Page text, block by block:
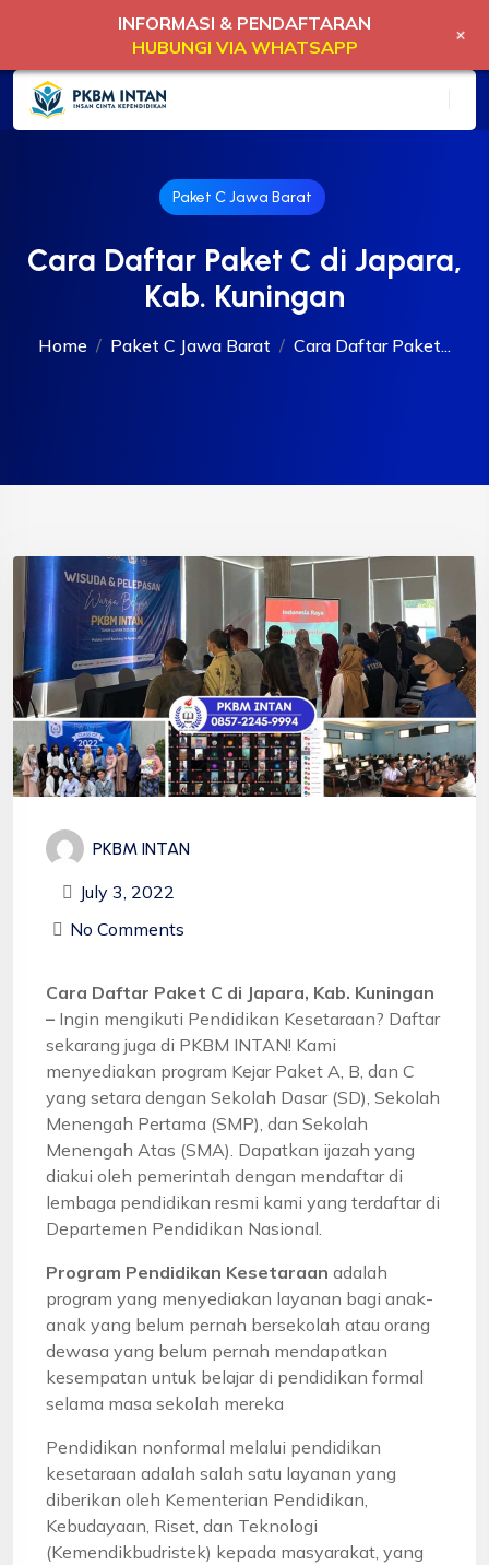
Paket C Jawa Barat
Cara Daftar Paket C di Japara,
Kab. Kuningan
Home Paket C Jawa Barat Cara Daftar Paket...
PKBM INTAN
July 3, 2022
No Comments
Cara Daftar Paket C di Japara, Kab. Kuningan
– Ingin mengikuti Pendidikan Kesetaraan? Daftar
sekarang juga di PKBM INTAN! Kami
menyediakan program Kejar Paket A, B, dan C
yang setara dengan Sekolah Dasar (SD), Sekolah
Menengah Pertama (SMP), dan Sekolah
Menengah Atas (SMA). Dapatkan ijazah yang
diakui oleh pemerintah dengan mendaftar di
lembaga pendidikan resmi kami yang terdaftar di
Departemen Pendidikan Nasional.
Program Pendidikan Kesetaraan adalah
program yang menyediakan layanan bagi anak-
anak yang belum pernah bersekolah atau orang
dewasa yang belum pernah mendapatkan
kesempatan untuk belajar di pendidikan formal
selama masa sekolah mereka
Pendidikan nonformal melalui pendidikan
kesetaraan adalah salah satu layanan yang
diberikan oleh Kementerian Pendidikan,
Kebudayaan, Riset, dan Teknologi
(Kemendikbudristek) kepada masyarakat, yang
INFORMASI & PENDAFTARAN
HUBUNGI VIA WHATSAPP
+